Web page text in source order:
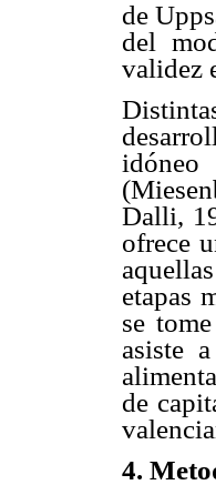
de
del
validez
Dalli,
ofrece
etapas
se
asiste
de
4.